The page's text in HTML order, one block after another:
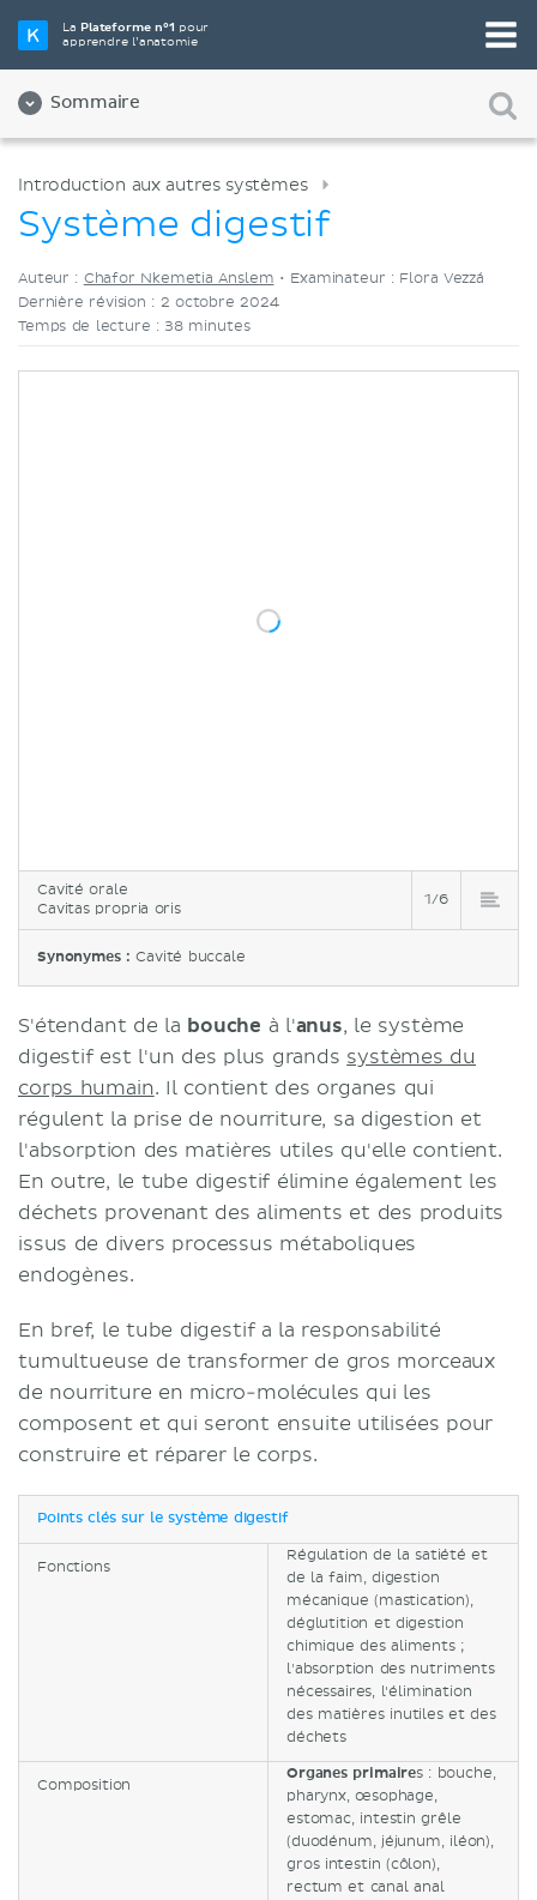
La Plateforme n°1 pour
apprendre l’anatomie
Sommaire
Choisissez votre outil d'étude préféré
Vidéos
Introduction aux autres systèmes
Système digestif
Auteur : Chafor Nkemetia Anslem • Examinateur : Flora Vezzá
Dernière révision : 2 octobre 2024
Temps de lecture : 38 minutes
Cavité orale
Cavitas propria oris
1/6
Synonymes :Cavité buccale
S'étendant de la bouche à l'anus, le système
digestif est l'un des plus grands systèmes du
corps humain. Il contient des organes qui
régulent la prise de nourriture, sa digestion et
l'absorption des matières utiles qu'elle contient.
En outre, le tube digestif élimine également les
déchets provenant des aliments et des produits
issus de divers processus métaboliques
endogènes.
En bref, le tube digestif a la responsabilité
tumultueuse de transformer de gros morceaux
de nourriture en micro-molécules qui les
composent et qui seront ensuite utilisées pour
construire et réparer le corps.
Points clés sur le système digestif
Fonctions
Régulation de la satiété et
de la faim, digestion
mécanique (mastication),
déglutition et digestion
chimique des aliments ;
l'absorption des nutriments
nécessaires, l'élimination
des matières inutiles et des
déchets
Composition
Organes primaires : bouche,
pharynx, œsophage,
estomac, intestin grêle
(duodénum, jéjunum, iléon),
gros intestin (côlon),
rectum et canal anal